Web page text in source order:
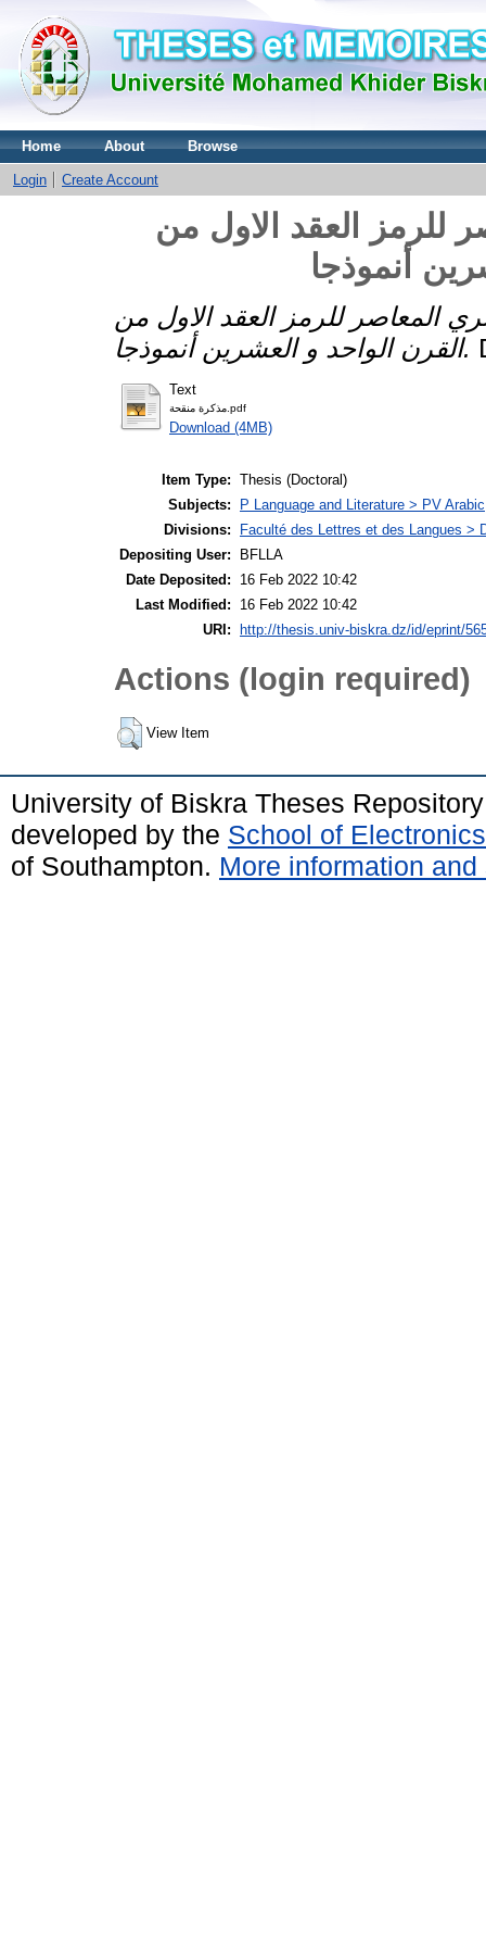
Home About Browse
Login Create Account
للرمز العقد الاول من
أنموذجا
المعاصر للرمز العقد الاول من
القرن الواحد و العشرين أنموذجا.
Text
مذكرة منقحة.pdf
Download (4MB)
Item Type: Thesis (Doctoral)
Subjects:
P Language and Literature > PV Arabic
Divisions:
Faculté des Lettres et des Langues >
Depositing User:
BFLLA
Date Deposited:
16 Feb 2022 10:42
Last Modified:
16 Feb 2022 10:42
URI:
http://thesis.univ-biskra.dz/id/eprint/
Actions (login required)
View Item
University of Biskra Theses
developed by the School of
of Southampton. More information